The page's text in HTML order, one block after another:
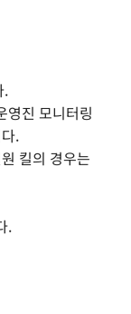
.
영진 모니터링
.
킬의 경우는
.